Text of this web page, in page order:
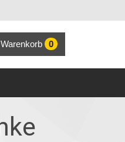
Warenkorb 0